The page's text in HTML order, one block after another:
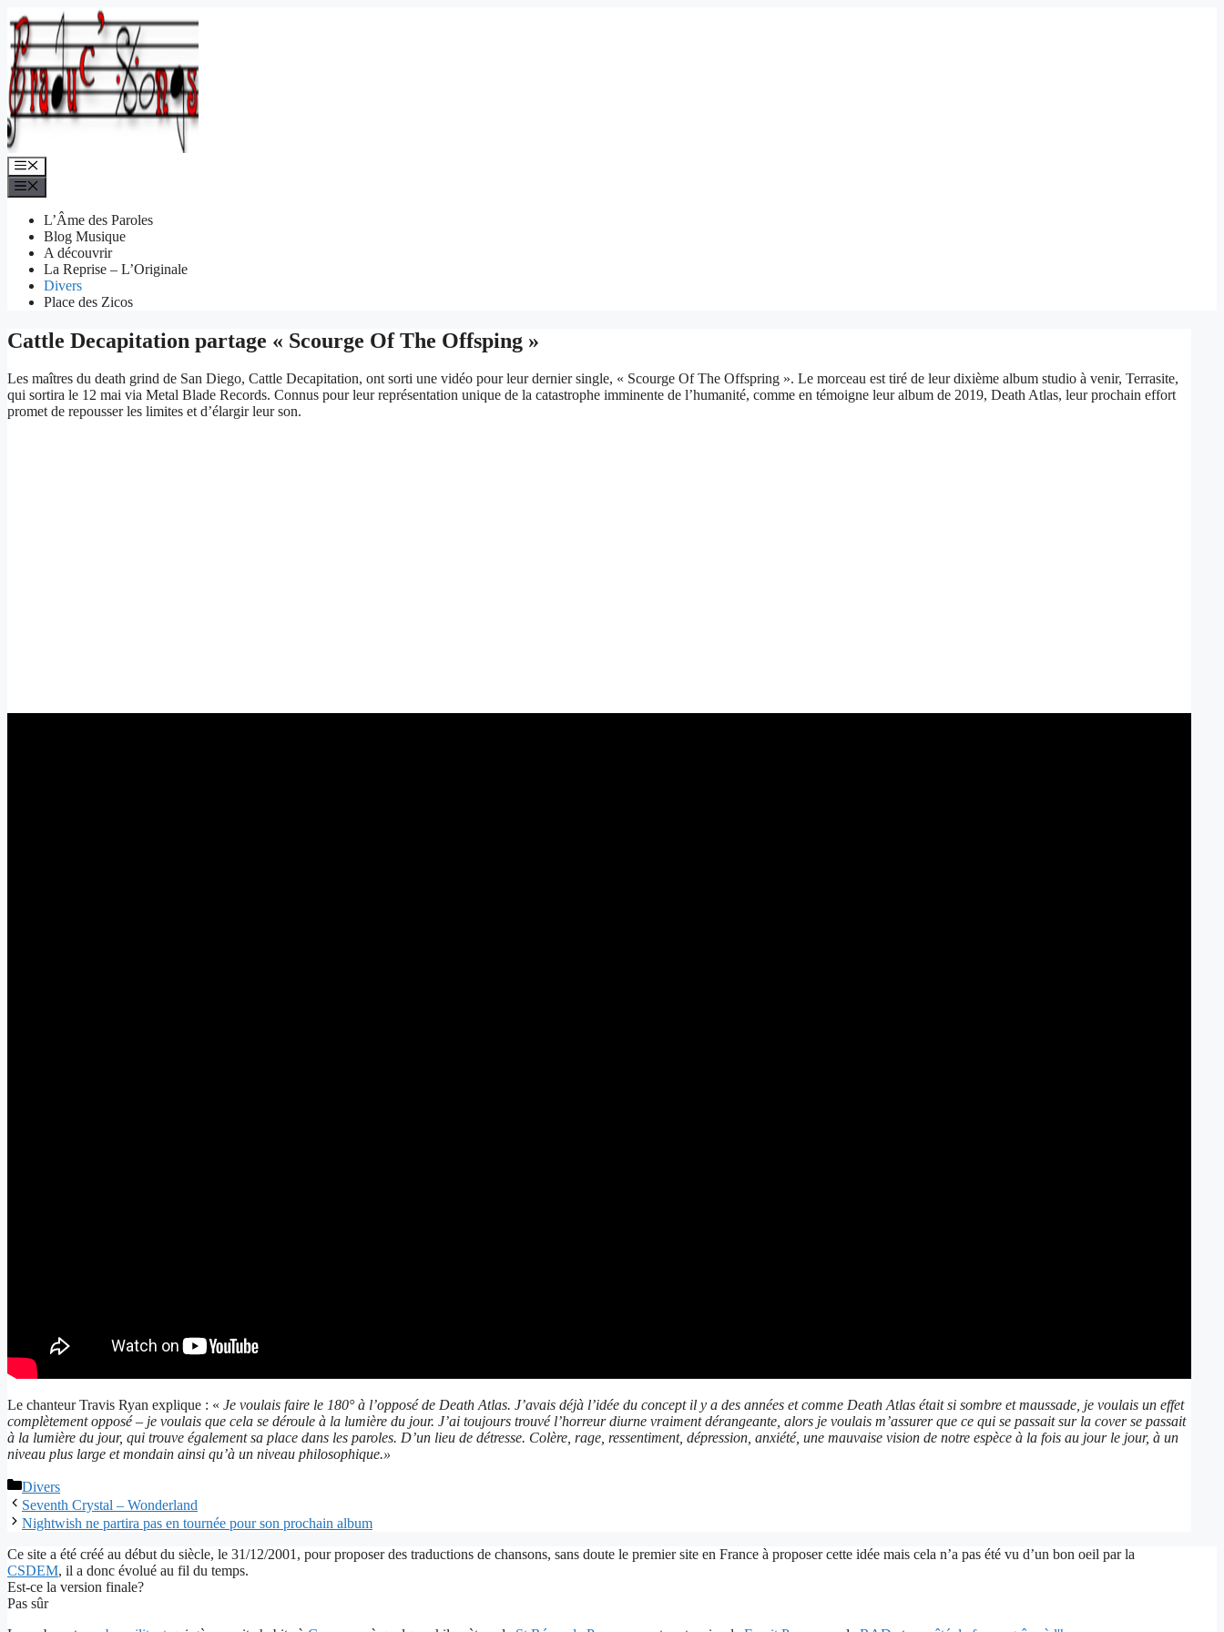
Aller
au
contenu
Menu
L’Âme des Paroles
Blog Musique
A découvrir
La Reprise – L’Originale
Divers
Place des Zicos
Cattle Decapitation partage « Scourge Of The Offsping »
Les maîtres du death grind de San Diego, Cattle Decapitation, ont sorti une vidéo pour leur dernier single, « Scourge Of The Offspring ». Le morceau est tiré de leur dixième album studio à venir, Terrasite,
qui sortira le 12 mai via Metal Blade Records. Connus pour leur représentation unique de la catastrophe imminente de l’humanité, comme en témoigne leur album de 2019, Death Atlas, leur prochain effort
promet de repousser les limites et d’élargir leur son.
Le chanteur Travis Ryan explique : « Je voulais faire le 180° à l’opposé de Death Atlas. J’avais déjà l’idée du concept il y a des années et comme Death Atlas était si sombre et maussade, je voulais un effet
complètement opposé – je voulais que cela se déroule à la lumière du jour. J’ai toujours trouvé l’horreur diurne vraiment dérangeante, alors je voulais m’assurer que ce qui se passait sur la cover se passait
à la lumière du jour, qui trouve également sa place dans les paroles. D’un lieu de détresse. Colère, rage, ressentiment, dépression, anxiété, une mauvaise vision de notre espèce à la fois au jour le jour, à un
niveau plus large et mondain ainsi qu’à un niveau philosophique.»
Catégories
Divers
Seventh Crystal – Wonderland
Nightwish ne partira pas en tournée pour son prochain album
Ce site a été créé au début du siècle, le 31/12/2001, pour proposer des traductions de chansons, sans doute le premier site en France à proposer cette idée mais cela n’a pas été vu d’un bon oeil par la
CSDEM, il a donc évolué au fil du temps.
Est-ce la version finale?
Pas sûr